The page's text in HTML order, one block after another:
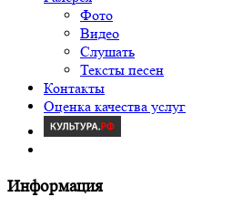
Фото
Видео
Слушать
Тексты песен
Контакты
Оценка качества услуг
Информация